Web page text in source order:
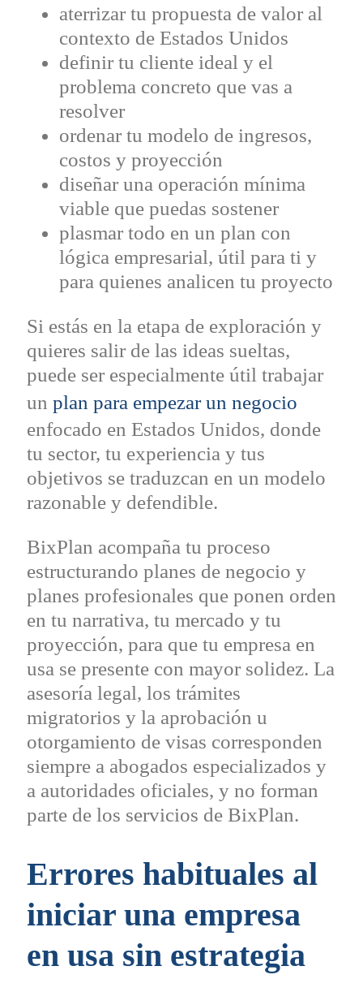
aterrizar tu propuesta de valor al
contexto de Estados Unidos
definir tu cliente ideal y el
problema concreto que vas a
resolver
ordenar tu modelo de ingresos,
costos y proyección
diseñar una operación mínima
viable que puedas sostener
plasmar todo en un plan con
lógica empresarial, útil para ti y
para quienes analicen tu proyecto
Si estás en la etapa de exploración y
quieres salir de las ideas sueltas,
puede ser especialmente útil trabajar
un plan para empezar un negocio
enfocado en Estados Unidos, donde
tu sector, tu experiencia y tus
objetivos se traduzcan en un modelo
razonable y defendible.
BixPlan acompaña tu proceso
estructurando planes de negocio y
planes profesionales que ponen orden
en tu narrativa, tu mercado y tu
proyección, para que tu empresa en
usa se presente con mayor solidez. La
asesoría legal, los trámites
migratorios y la aprobación u
otorgamiento de visas corresponden
siempre a abogados especializados y
a autoridades oficiales, y no forman
parte de los servicios de BixPlan.
Errores habituales al
iniciar una empresa
en usa sin estrategia